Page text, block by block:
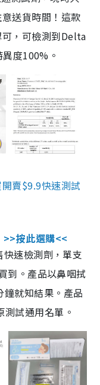
送貨時間！這款
，可檢測到Delta
度100%。
賣$9.9快速測試
>>按此選購<<
速檢測劑，單支
到。產品以鼻咽拭
就知結果。產品
試通用名單。